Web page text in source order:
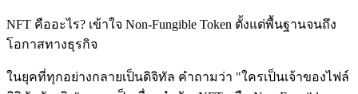
NFT คืออะไร? เข้าใจ Non-Fungible Token ตั้งแต่พื้นฐานจนถึง
โอกาสทางธุรกิจ
ในยุคที่ทุกอย่างกลายเป็นดิจิทัล คำถามว่า "ใครเป็นเจ้าของไฟล์